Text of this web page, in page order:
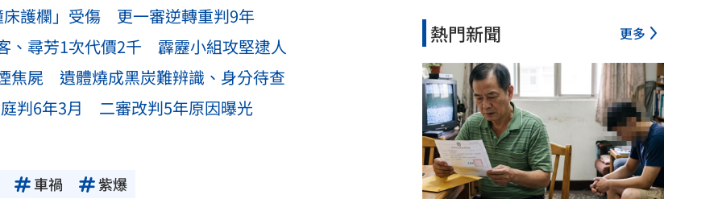
護欄」受傷 更一審逆轉重判9年
、尋芳1次代價2千 霹靂小組攻堅逮人
焦屍 遺體燒成黑炭難辨識、身分待查
判6年3月 二審改判5年原因曝光
車禍 紫爆
熱門新聞 更多